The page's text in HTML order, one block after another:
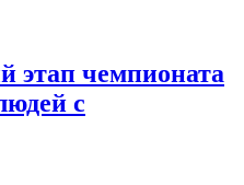
этап чемпионата
с